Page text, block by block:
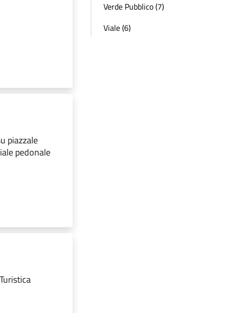
piazzale
pedonale
Verde Pubblico (7)
Viale (6)